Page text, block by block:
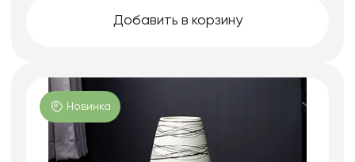
Добавить в корзину
Новинка